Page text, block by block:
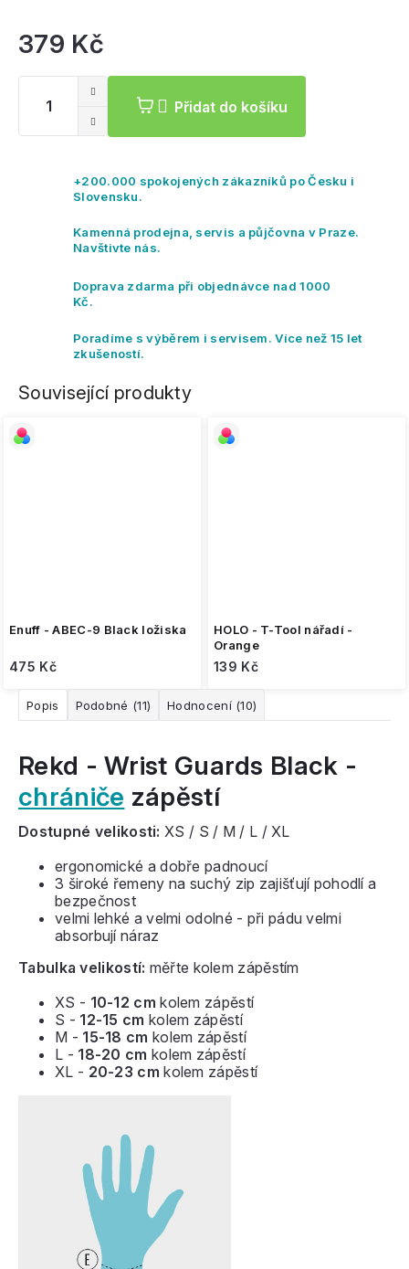
379 Kč
Přidat do košíku
+200.000 spokojených zákazníků po Česku i
Slovensku.
Kamenná prodejna, servis a půjčovna v Praze.
Navštivte nás.
Doprava zdarma při objednávce nad 1000
Kč.
Poradíme s výběrem i servisem. Více než 15 let
zkušeností.
Související produkty
Enuff - ABEC-9 Black ložiska
475 Kč
HOLO - T-Tool nářadí -
Orange
139 Kč
Popis Podobné (11) Hodnocení (10)
Rekd - Wrist Guards Black -
chrániče zápěstí
Dostupné velikosti: XS / S / M / L / XL
ergonomické a dobře padnoucí
3 široké řemeny na suchý zip zajišťují pohodlí a
bezpečnost
velmi lehké a velmi odolné - při pádu velmi
absorbují náraz
Tabulka velikostí: měřte kolem zápěstím
XS - 10-12 cm kolem zápěstí
S - 12-15 cm kolem zápěstí
M - 15-18 cm kolem zápěstí
L - 18-20 cm kolem zápěstí
XL - 20-23 cm kolem zápěstí